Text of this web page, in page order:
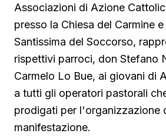
Associazioni di Azione
presso la Chiesa del Carmine
Santissima del Soccorso,
rispettivi parroci, don Stefano
Carmelo Lo Bue, ai giovani di
a tutti gli operatori pastorali
prodigati per l'organizzazione
manifestazione.